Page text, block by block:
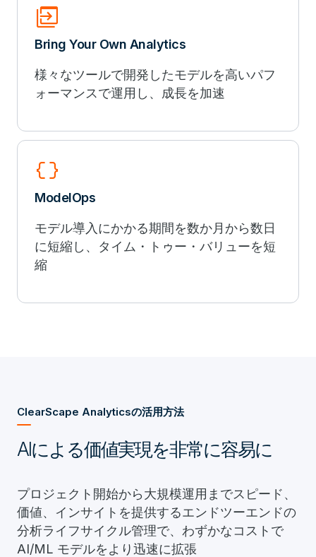
move_group
Bring Your Own Analytics
様々なツールで開発したモデルを高いパフ
ォーマンスで運用し、成長を加速
data_object
ModelOps
モデル導入にかかる期間を数か月から数日
に短縮し、タイム・トゥー・バリューを短
縮
ClearScape Analyticsの活用方法
AIによる価値実現を非常に容易に
プロジェクト開始から大規模運用までスピード、
価値、インサイトを提供するエンドツーエンドの
分析ライフサイクル管理で、わずかなコストで
AI/ML モデルをより迅速に拡張